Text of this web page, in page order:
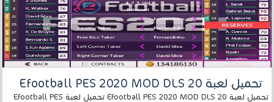
تحميل لعبة Efootball PES 2020 MOD DLS 20
تحميل لعبة Efootball PES 2020 MOD DLS 20 تحميل لعبة Efootball PES